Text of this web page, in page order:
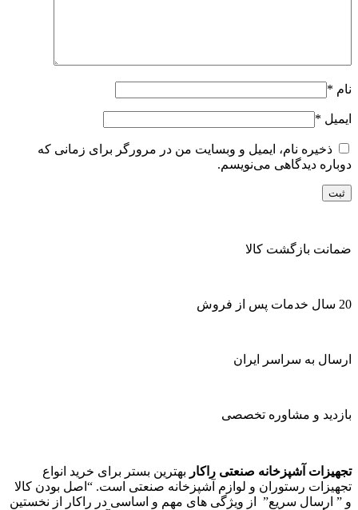
نام *
ایمیل *
ذخیره نام، ایمیل و وبسایت من در مرورگر برای زمانی که
دوباره دیدگاهی می‌نویسم.
ضمانت بازگشت کالا
20 سال خدمات پس از فروش
ارسال به سراسر ایران
بازدید و مشاوره تخصصی
تجهیزات آشپزخانه صنعتی راکار بهترین بستر برای خرید انواع
تجهیزات رستوران و لوازم آشپزخانه صنعتی است. “اصل بودن کالا
و ” ارسال سریع” از ویژگی های مهم و اساسی در راکار از نخستین